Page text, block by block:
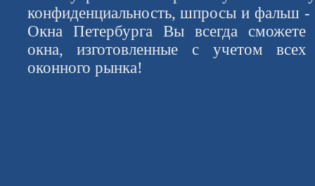
конфиденциальность, шпросы и фальш -
Окна Петербурга Вы всегда сможете
окна, изготовленные с учетом
оконного рынка!